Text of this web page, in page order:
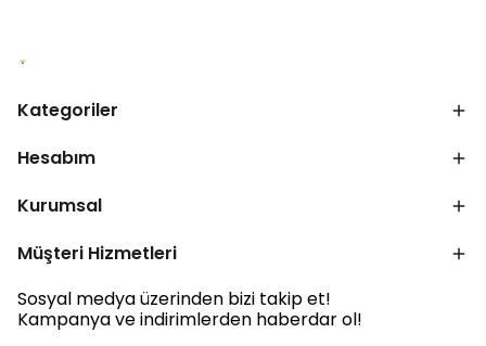
Kategoriler
Hesabım
Kurumsal
Müşteri Hizmetleri
Sosyal medya üzerinden bizi takip et!
Kampanya ve indirimlerden haberdar ol!